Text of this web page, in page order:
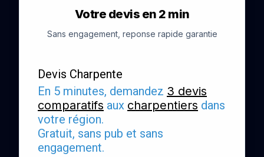
Votre devis en 2 min
Sans engagement, reponse rapide garantie
Devis Charpente
En 5 minutes, demandez 3 devis
comparatifs aux charpentiers dans
votre région.
Gratuit, sans pub et sans
engagement.